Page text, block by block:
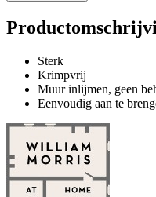
Sterk
Krimpvrij
Muur inlijmen, geen
Eenvoudig aan te